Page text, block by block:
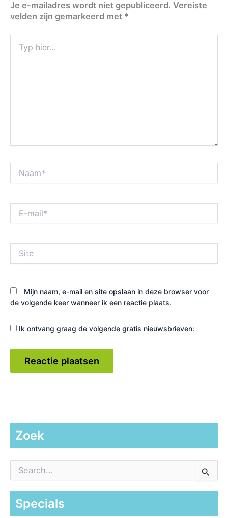
Je e-mailadres wordt niet gepubliceerd. Vereiste
velden zijn gemarkeerd met *
hier...
mail*
Mijn naam, e-mail en site opslaan in deze browser voor
de volgende keer wanneer ik een reactie plaats.
Ik ontvang graag de volgende gratis nieuwsbrieven:
Zoek
a
Specials